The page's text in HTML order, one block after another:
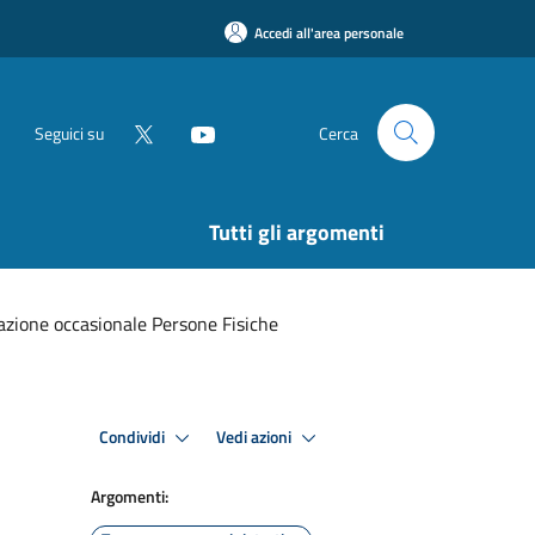
Accedi all'area personale
Seguici su Cerca
Tutti gli argomenti
occasionale Persone Fisiche
Condividi Vedi azioni
Argomenti: